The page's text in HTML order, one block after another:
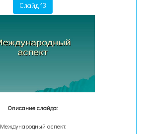
Слайд 13
Описание слайда:
Международный аспект